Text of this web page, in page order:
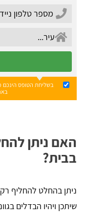
בשליחת הטופס
האם ניתן
בבית?
ניתן בהחלט להחליף
שיתכן ויהיו הבדלים